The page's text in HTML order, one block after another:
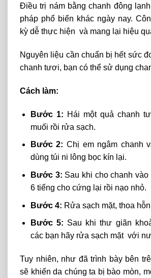
Điều trị nám bằng chanh đông lạnh
pháp phổ biến khác ngày nay.
kỳ dễ thực hiện và mang lại hiệu
Nguyên liệu cần chuẩn bị hết sức
chanh tươi, bạn có thể sử dụng
Cách làm:
Bước 1: Hái một quả chanh
muối rồi rửa sạch.
Bước 2: Chị em ngâm chanh
dùng túi ni lông bọc kín lại.
Bước 3: Sau khi cho chanh
6 tiếng cho cứng lại rồi nạo nhỏ.
Bước 4: Rửa sạch mặt, thoa
Bước 5: Sau khi thư giãn
các bạn hãy rửa sạch mặt với
Tuy nhiên, như đã trình bày bên
sẽ khiến da chúng ta bị bào mòn,